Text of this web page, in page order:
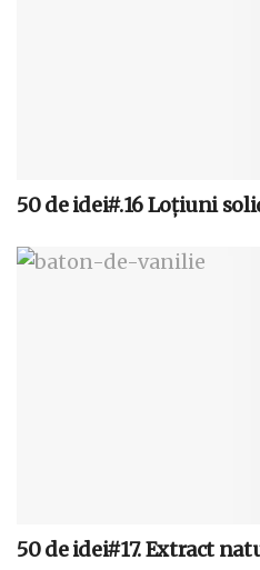
50 de idei#.16 Loţiuni
50 de idei#17. Extract